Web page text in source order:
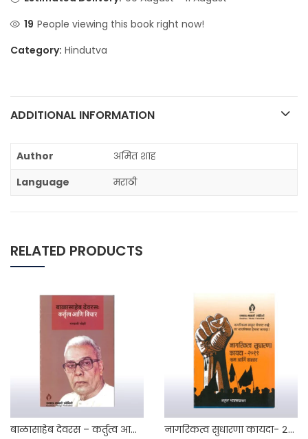
19 People viewing this book right now!
Category: Hindutva
ADDITIONAL INFORMATION
Author
अमित शाह
Language
मराठी
RELATED PRODUCTS
बाळासाहेब देवरस – कर्तुत्व आणि विचार नागरिकत्व सुधारणा कायदा- २०१९ भ्रम आणि वास्तव